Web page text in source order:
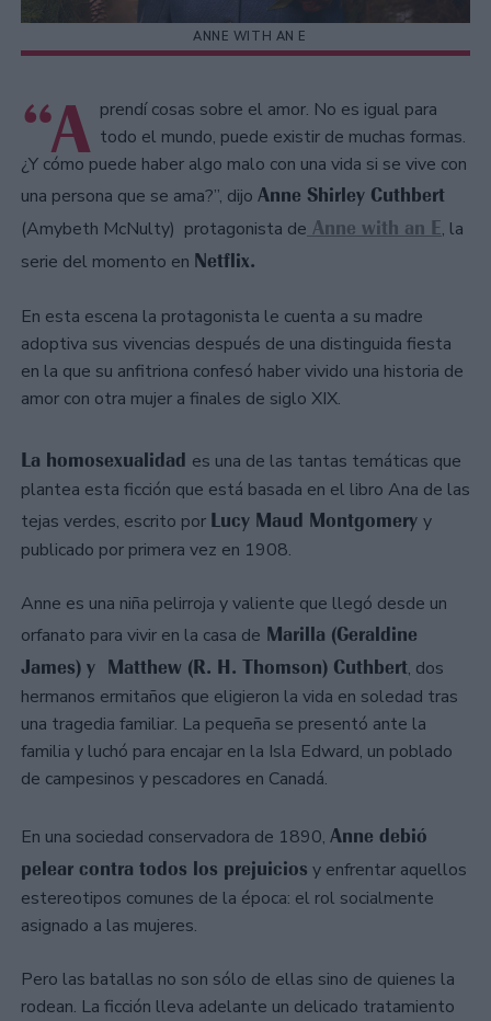
ANNE WITH AN E
“A prendí cosas sobre el amor. No es igual para
todo el mundo, puede existir de muchas formas.
¿Y cómo puede haber algo malo con una vida si se vive con
una persona que se ama?”, dijo Anne Shirley Cuthbert
(Amybeth McNulty) protagonista de Anne with an E, la
serie del momento en Netflix.
En esta escena la protagonista le cuenta a su madre
adoptiva sus vivencias después de una distinguida fiesta
en la que su anfitriona confesó haber vivido una historia de
amor con otra mujer a finales de siglo XIX.
La homosexualidad es una de las tantas temáticas que
plantea esta ficción que está basada en el libro Ana de las
tejas verdes, escrito por Lucy Maud Montgomery y
publicado por primera vez en 1908.
Anne es una niña pelirroja y valiente que llegó desde un
orfanato para vivir en la casa de Marilla (Geraldine
James) y Matthew (R. H. Thomson) Cuthbert, dos
hermanos ermitaños que eligieron la vida en soledad tras
una tragedia familiar. La pequeña se presentó ante la
familia y luchó para encajar en la Isla Edward, un poblado
de campesinos y pescadores en Canadá.
En una sociedad conservadora de 1890, Anne debió
pelear contra todos los prejuicios y enfrentar aquellos
estereotipos comunes de la época: el rol socialmente
asignado a las mujeres.
Pero las batallas no son sólo de ellas sino de quienes la
rodean. La ficción lleva adelante un delicado tratamiento